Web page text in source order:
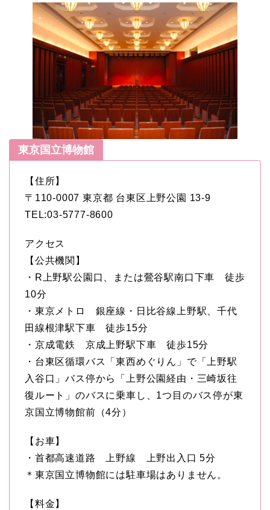
東京国立博物館
【住所】
〒110-0007 東京都 台東区上野公園 13-9
TEL:03-5777-8600
アクセス
【公共機関】
・R上野駅公園口、または鶯谷駅南口下車 徒歩
10分
・東京メトロ 銀座線・日比谷線上野駅、千代
田線根津駅下車 徒歩15分
・京成電鉄 京成上野駅下車 徒歩15分
・台東区循環バス「東西めぐりん」で「上野駅
入谷口」バス停から「上野公園経由・三崎坂往
復ルート」のバスに乗車し、1つ目のバス停が東
京国立博物館前（4分）
【お車】
・首都高速道路 上野線 上野出入口 5分
＊東京国立博物館には駐車場はありません。
【料金】